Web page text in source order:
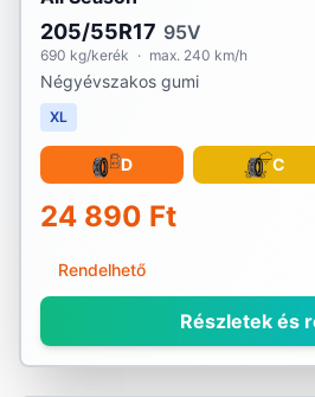
205/55R17 95V
690 kg/kerék · max. 240 km/h
Négyévszakos gumi
XL
D C
24 890 Ft
Rendelhető
Részletek és